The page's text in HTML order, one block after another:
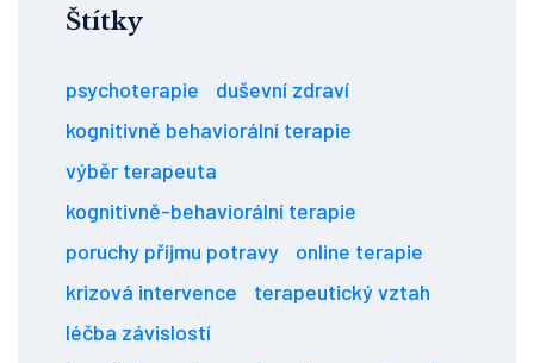
Štítky
psychoterapie
duševní zdraví
kognitivně behaviorální terapie
výběr terapeuta
kognitivně-behaviorální terapie
poruchy příjmu potravy
online terapie
krizová intervence
terapeutický vztah
léčba závislostí